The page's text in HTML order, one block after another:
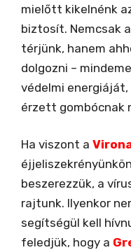
mielőtt kikelnénk
biztosít. Nemcsak
térjünk, hanem
dolgozni –
védelmi
érzett gombócnak
Ha viszont a
beszerezzük, a
rajtunk. Ilyenkor
segítségül kell
feledjük, hogy a